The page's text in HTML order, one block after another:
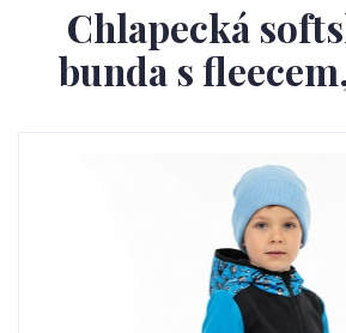
Chlapecká
bunda s